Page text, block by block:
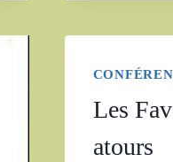
Les
atours